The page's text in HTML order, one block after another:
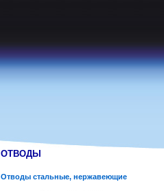
ОТВОДЫ
Отводы стальные, нержавеющие